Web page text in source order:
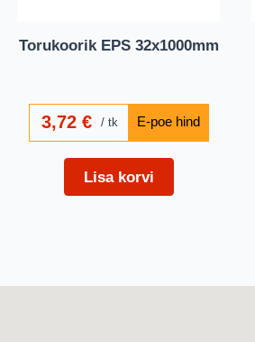
Torukoorik EPS 32x1000mm
3,72€ tk
Lisa korvi